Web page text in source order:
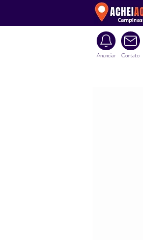
Contato
Anunciar